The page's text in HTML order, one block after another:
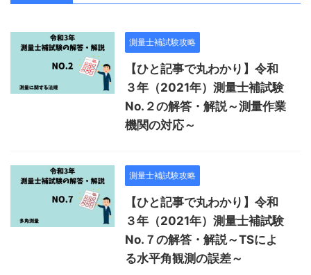
測量士補試験攻略
【ひと記事で丸わかり】令和
３年（2021年）測量士補試験
No.２の解答・解説～測量作業
機関の対応～
測量士補試験攻略
【ひと記事で丸わかり】令和
３年（2021年）測量士補試験
No.７の解答・解説～TSによ
る水平角観測の誤差～